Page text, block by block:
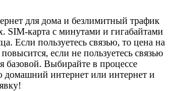
для дома и безлимитный трафик
SIM-карта с минутами и гигабайтами
Если пользуетесь связью, то цена на
если не пользуетесь связью
базовой. Выбирайте в процессе
домашний интернет или интернет и